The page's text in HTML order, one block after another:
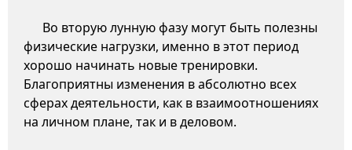
Во вторую лунную фазу могут быть полезны
физические нагрузки, именно в этот период
хорошо начинать новые тренировки.
Благоприятны изменения в абсолютно всех
сферах деятельности, как в взаимоотношениях
на личном плане, так и в деловом.